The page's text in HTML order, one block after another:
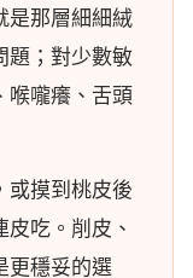
是那層細細絨
題；對少數敏
喉嚨癢、舌頭
或摸到桃皮後
吃。削皮、
更穩妥的選